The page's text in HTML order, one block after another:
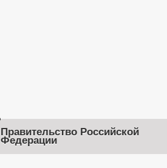
Правительство Российской
Федерации